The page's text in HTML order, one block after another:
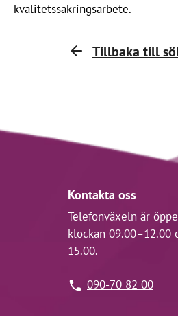
kvalitetssäkringsarbete.
Tillbaka till
Kontakta oss
Telefonväxeln är
klockan 09.00–12.00
15.00.
090-70 82 00